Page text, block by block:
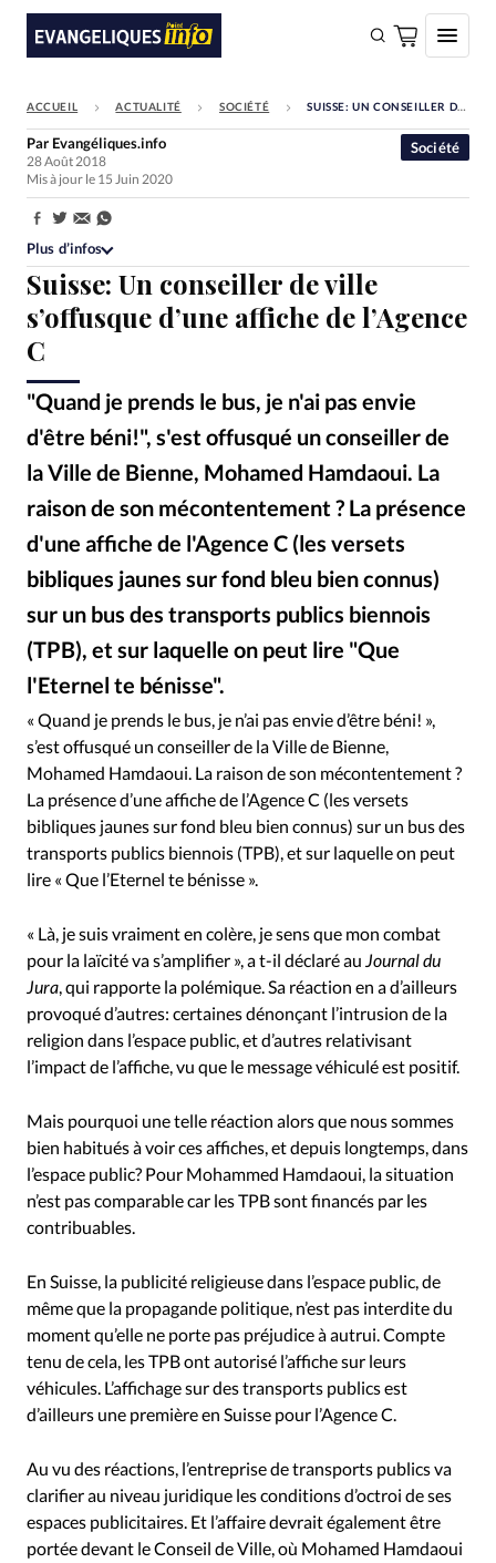
FAIRE UN DON
Faire un don
Société
Monde
Bible
Toute l'actualité
Se connecter
Devise:
CHF
RUBRIQUES
Economie
Eglises
Histoire Laicité
Liberté religieuse
Mission
Monde People Politique
Religions
Société
ACCUEIL ACTUALITÉ SOCIÉTÉ SUISSE: UN CONSEILLER DE VILLE S’OFFUSQUE D’UNE AFFICHE DE L’AGENCE C
Suisse: Un conseiller de ville
s’offusque d’une affiche de l’Agence
C
"Quand je prends le bus, je n'ai pas envie
d'être béni!", s'est offusqué un conseiller de
la Ville de Bienne, Mohamed Hamdaoui. La
raison de son mécontentement ? La présence
d'une affiche de l'Agence C (les versets
bibliques jaunes sur fond bleu bien connus)
sur un bus des transports publics biennois
(TPB), et sur laquelle on peut lire "Que
l'Eternel te bénisse".
Société
Par Evangéliques.info
28 Août 2018
Mis à jour le 15 Juin 2020
Partager:
Plus d’infos
« Quand je prends le bus, je n’ai pas envie d’être béni! »,
s’est offusqué un conseiller de la Ville de Bienne,
Mohamed Hamdaoui. La raison de son mécontentement ?
La présence d’une affiche de l’Agence C (les versets
bibliques jaunes sur fond bleu bien connus) sur un bus des
transports publics biennois (TPB), et sur laquelle on peut
lire « Que l’Eternel te bénisse ».
« Là, je suis vraiment en colère, je sens que mon combat
pour la laïcité va s’amplifier », a t-il déclaré au Journal du
Jura, qui rapporte la polémique. Sa réaction en a d’ailleurs
provoqué d’autres: certaines dénonçant l’intrusion de la
religion dans l’espace public, et d’autres relativisant
l’impact de l’affiche, vu que le message véhiculé est positif.
Mais pourquoi une telle réaction alors que nous sommes
bien habitués à voir ces affiches, et depuis longtemps, dans
l’espace public? Pour Mohammed Hamdaoui, la situation
n’est pas comparable car les TPB sont financés par les
contribuables.
En Suisse, la publicité religieuse dans l’espace public, de
même que la propagande politique, n’est pas interdite du
moment qu’elle ne porte pas préjudice à autrui. Compte
tenu de cela, les TPB ont autorisé l’affiche sur leurs
véhicules. L’affichage sur des transports publics est
d’ailleurs une première en Suisse pour l’Agence C.
Au vu des réactions, l’entreprise de transports publics va
clarifier au niveau juridique les conditions d’octroi de ses
espaces publicitaires. Et l’affaire devrait également être
portée devant le Conseil de Ville, où Mohamed Hamdaoui